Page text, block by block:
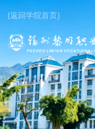
[返回学院首页]